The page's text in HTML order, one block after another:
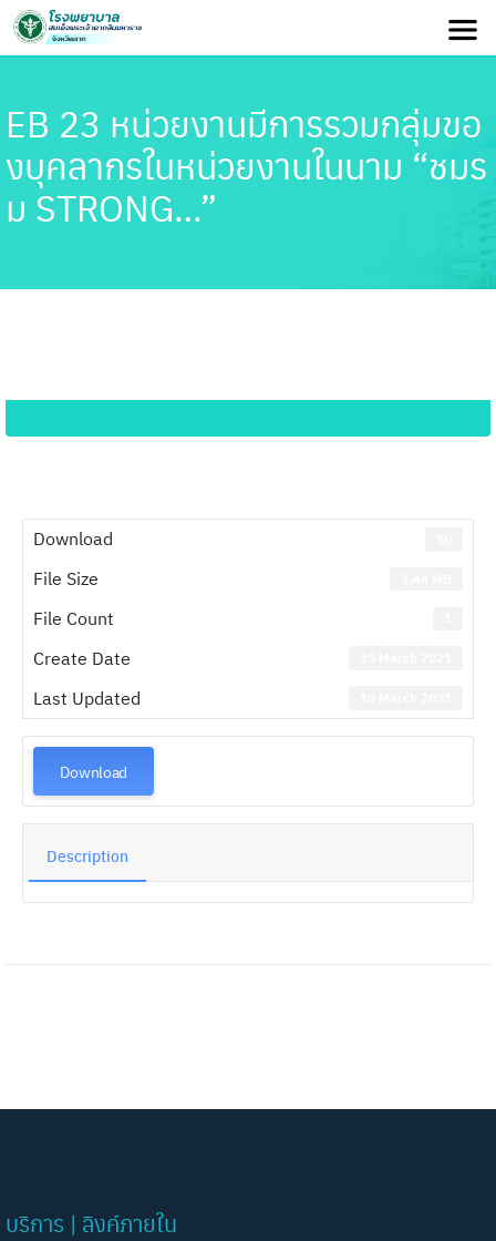
EB 23 หน่วยงานมีการรวมกลุ่มขอ
งบุคลากรในหน่วยงานในนาม “ชมร
ม STRONG…”
Download
File Size
File Count
Create Date
Last Updated
Download
Description
บริการ | ลิงค์ภายใน